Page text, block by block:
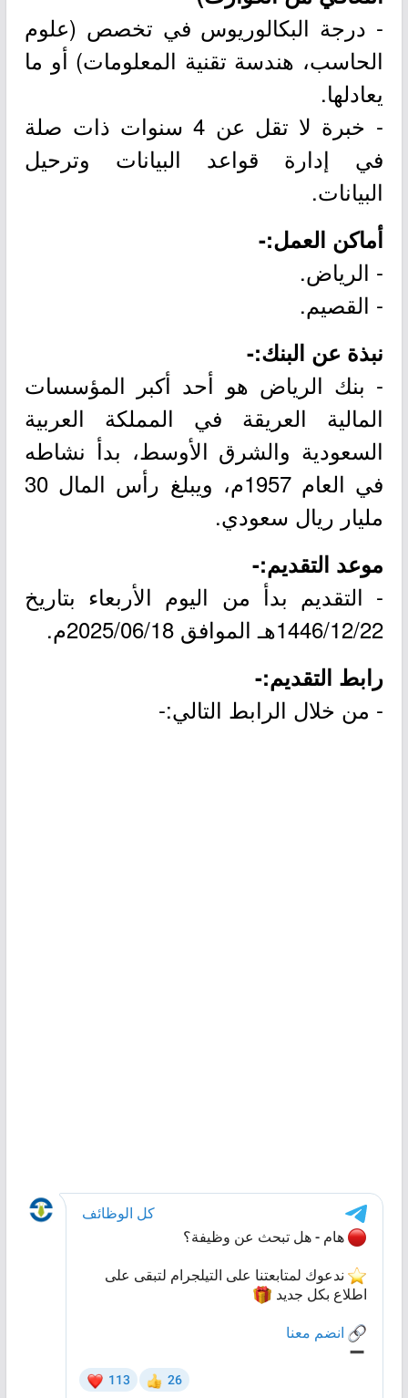
- درجة البكالوريوس في تخصص (علوم
الحاسب، هندسة تقنية المعلومات) أو ما
يعادلها.
- خبرة لا تقل عن 4 سنوات ذات صلة
في إدارة قواعد البيانات وترحيل
البيانات.
أماكن العمل:-
- الرياض.
- القصيم.
نبذة عن البنك:-
- بنك الرياض هو أحد أكبر المؤسسات
المالية العريقة في المملكة العربية
السعودية والشرق الأوسط، بدأ نشاطه
في العام 1957م، ويبلغ رأس المال 30
مليار ريال سعودي.
موعد التقديم:-
- التقديم بدأ من اليوم الأربعاء بتاريخ
1446/12/22هـ الموافق 2025/06/18م.
رابط التقديم:-
- من خلال الرابط التالي:-